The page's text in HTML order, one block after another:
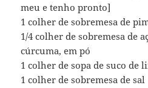
meu e tenho pronto]
1 colher de sobremesa de
1/4 colher de sobremesa de
cúrcuma, em pó
1 colher de sopa de suco de
1 colher de sobremesa de sal